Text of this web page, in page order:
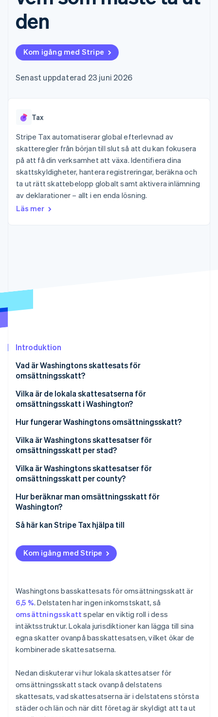
Accelererad kassaprocess
Financial Connections
Recognition
Product roadmap
Radar
Bedrägeribekämpning
Atlas
Bolagsbildning för startups
Climate
Koldioxidinfångning
Identity
Plattformar
Efter bransch
AI-företag
Kreatörsekonomi
underhållning
Ideella organisationer
Professionella tjänster
Offentlig sektor
Detaljhandel
Partner
Erbjud
Tillhandahåll och
hantera tjänster med
Kodexempel
Utvecklarblogg
API-status
Företag
Karriärer
Nyhetsrum
den
Kom igång med Stripe
Senast uppdaterad 23 juni 2026
Tax
Stripe Tax automatiserar global efterlevnad av
skatteregler från början till slut så att du kan fokusera
på att få din verksamhet att växa. Identifiera dina
skattskyldigheter, hantera registreringar, beräkna och
ta ut rätt skattebelopp globalt samt aktivera inlämning
av deklarationer – allt i en enda lösning.
Läs mer
Introduktion
Vad är Washingtons skattesats för
omsättningsskatt?
Vilka är de lokala skattesatserna för
omsättningsskatt i Washington?
Washingtons intervall för omsättningsskatt under
Hur fungerar Washingtons omsättningsskatt?
Ekonomiska förbindelseregler
Skatteplikt
Vilka är Washingtons skattesatser för
omsättningsskatt per stad?
Vilka är Washingtons skattesatser för
omsättningsskatt per county?
Hur beräknar man omsättningsskatt för
Washington?
Så här kan Stripe Tax hjälpa till
Kom igång med Stripe
Washingtons basskattesats för omsättningsskatt är
6,5 %. Delstaten har ingen inkomstskatt, så
omsättningsskatt spelar en viktig roll i dess
intäktsstruktur. Lokala jurisdiktioner kan lägga till sina
egna skatter ovanpå basskattesatsen, vilket ökar de
kombinerade skattesatserna.
Nedan diskuterar vi hur lokala skattesatser för
omsättningsskatt stack ovanpå delstatens
skattesats, vad skattesatserna är i delstatens största
städer och län och när ditt företag är skyldigt att ta ut